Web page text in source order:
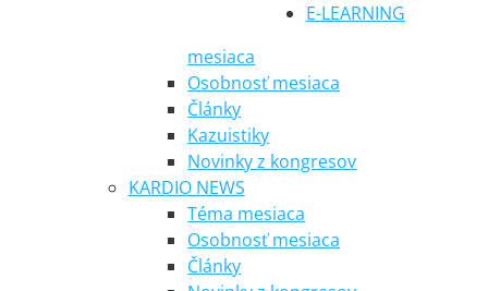
E-LEARNING
mesiaca
Osobnosť mesiaca
Články
Kazuistiky
Novinky z kongresov
KARDIO NEWS
Téma mesiaca
Osobnosť mesiaca
Články